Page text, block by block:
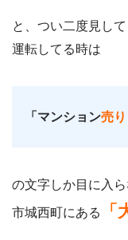
と、つい二度見し
運転してる時は
「マンション売り
の文字しか目に入
市城西町にある